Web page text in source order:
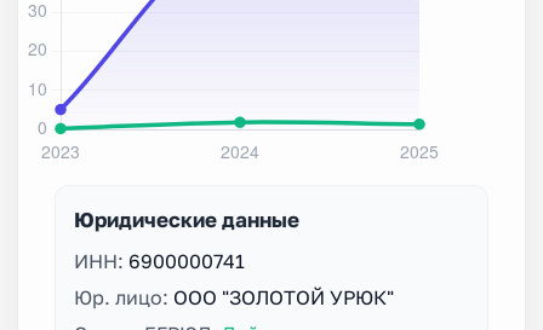
Юридические данные
ИНН: 6900000741
Юр. лицо: ООО "ЗОЛОТОЙ УРЮК"